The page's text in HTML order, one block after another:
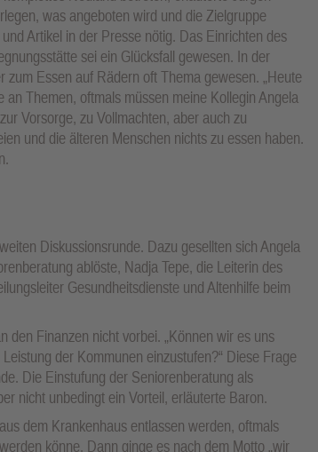
was angeboten wird und die Zielgruppe
Artikel in der Presse nötig. Das Einrichten des
sei ein Glücksfall gewesen. In der
Essen auf Rädern oft Thema gewesen. „Heute
Themen, oftmals müssen meine Kollegin Angela
Vorsorge, zu Vollmachten, aber auch zu
und die älteren Menschen nichts zu essen haben.
Diskussionsrunde. Dazu gesellten sich Angela
ablöste, Nadja Tepe, die Leiterin des
Gesundheitsdienste und Altenhilfe beim
den Finanzen nicht vorbei. „Können wir es uns
der Kommunen einzustufen?“ Diese Frage
Die Einstufung der Seniorenberatung als
nicht unbedingt ein Vorteil, erläuterte Baron.
dem Krankenhaus entlassen werden, oftmals
könne. Dann ginge es nach dem Motto „wir